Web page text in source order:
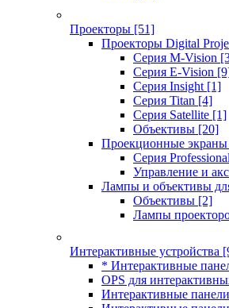
Проекторы [51]
Проекторы Digital
Серия M-Vision
Серия E-Vision
Серия Insight [1]
Серия Titan [4]
Серия Satellite [1]
Объективы [20]
Проекционные
Серия Professional
Управление и
Лампы и объективы
Объективы [2]
Лампы
Интерактивные устройства
* Интерактивные
OPS для
Интерактивные